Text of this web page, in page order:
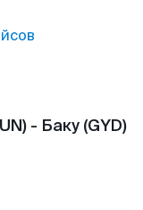
- Баку (GYD)